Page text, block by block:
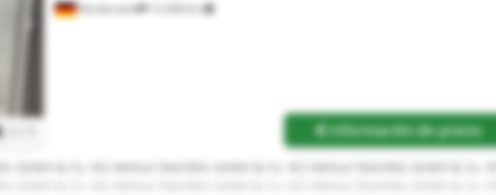
Norderstedt 12.438 km
Información de precio
GmbH & Co. KG Helmut Steinfels GmbH & Co. KG Helmut Steinfels GmbH & Co. KG